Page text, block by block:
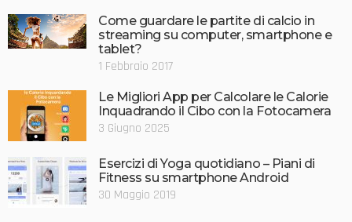
Come guardare le partite di calcio in
streaming su computer, smartphone e
tablet?
1 Febbraio 2017
Le Migliori App per Calcolare le Calorie
Inquadrando il Cibo con la Fotocamera
3 Giugno 2025
Esercizi di Yoga quotidiano – Piani di
Fitness su smartphone Android
30 Maggio 2019